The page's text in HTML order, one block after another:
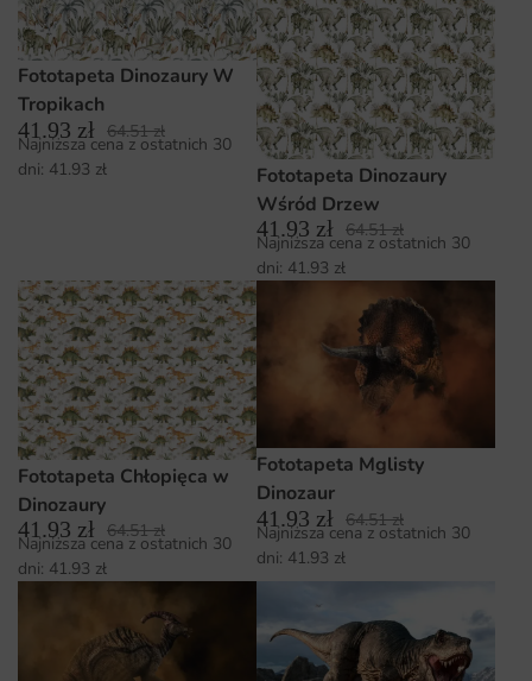
Fototapeta Dinozaury W
Tropikach
41.93 zł 64.51zł
Najniższa cena z ostatnich 30
dni: 41.93 zł
Fototapeta Dinozaury
Wśród Drzew
41.93 zł 64.51zł
Najniższa cena z ostatnich 30
dni: 41.93 zł
Fototapeta Chłopięca w
Dinozaury
41.93 zł 64.51zł
Najniższa cena z ostatnich 30
dni: 41.93 zł
Fototapeta Mglisty
Dinozaur
41.93 zł 64.51zł
Najniższa cena z ostatnich 30
dni: 41.93 zł